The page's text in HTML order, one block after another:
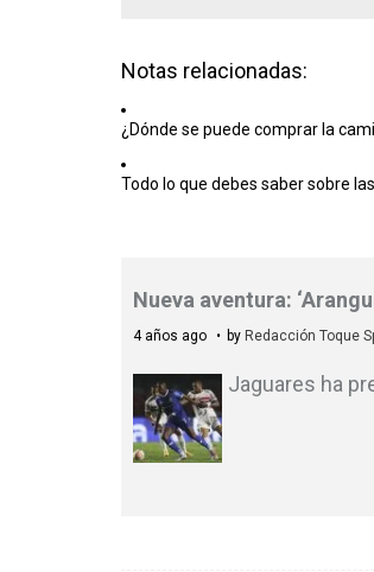
Notas relacionadas:
¿Dónde se puede comprar la
Todo lo que debes saber sobre
Nueva aventura:
4 años ago by Redacción Toque
Jaguares ha